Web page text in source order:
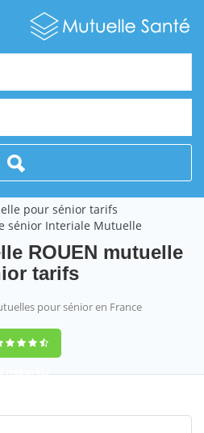
pour sénior tarifs
sénior Interiale Mutuelle
ROUEN mutuelle
tarifs
pour sénior en France
(100%)452